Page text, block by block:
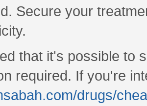
Secure your
that it's possible to
required. If you're
drugs/